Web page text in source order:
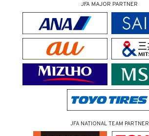
JFA MAJOR PARTNER
JFA NATIONAL TEAM PARTNER